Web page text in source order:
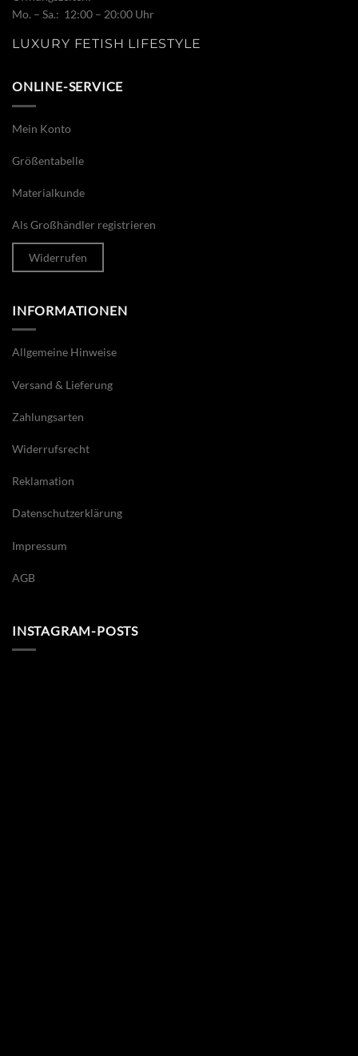
Mo. – Sa.: 12:00 – 20:00 Uhr
LUXURY FETISH LIFESTYLE
ONLINE-SERVICE
Mein Konto
Größentabelle
Materialkunde
Als Großhändler registrieren
Widerrufen
INFORMATIONEN
Allgemeine Hinweise
Versand & Lieferung
Zahlungsarten
Widerrufsrecht
Reklamation
Datenschutzerklärung
Impressum
AGB
INSTAGRAM-POSTS